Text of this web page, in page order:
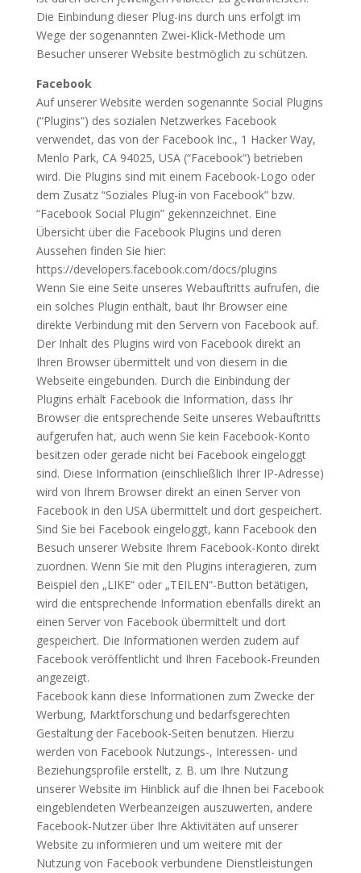
Die Einbindung dieser Plug-ins durch uns erfolgt im
Wege der sogenannten Zwei-Klick-Methode um
Besucher unserer Website bestmöglich zu schützen.
Facebook
Auf unserer Website werden sogenannte Social Plugins
(“Plugins“) des sozialen Netzwerkes Facebook
verwendet, das von der Facebook Inc., 1 Hacker Way,
Menlo Park, CA 94025, USA (“Facebook“) betrieben
wird. Die Plugins sind mit einem Facebook-Logo oder
dem Zusatz “Soziales Plug-in von Facebook” bzw.
“Facebook Social Plugin” gekennzeichnet. Eine
Übersicht über die Facebook Plugins und deren
Aussehen finden Sie hier:
https://developers.facebook.com/docs/plugins
Wenn Sie eine Seite unseres Webauftritts aufrufen, die
ein solches Plugin enthält, baut Ihr Browser eine
direkte Verbindung mit den Servern von Facebook auf.
Der Inhalt des Plugins wird von Facebook direkt an
Ihren Browser übermittelt und von diesem in die
Webseite eingebunden. Durch die Einbindung der
Plugins erhält Facebook die Information, dass Ihr
Browser die entsprechende Seite unseres Webauftritts
aufgerufen hat, auch wenn Sie kein Facebook-Konto
besitzen oder gerade nicht bei Facebook eingeloggt
sind. Diese Information (einschließlich Ihrer IP-Adresse)
wird von Ihrem Browser direkt an einen Server von
Facebook in den USA übermittelt und dort gespeichert.
Sind Sie bei Facebook eingeloggt, kann Facebook den
Besuch unserer Website Ihrem Facebook-Konto direkt
zuordnen. Wenn Sie mit den Plugins interagieren, zum
Beispiel den „LIKE“ oder „TEILEN“-Button betätigen,
wird die entsprechende Information ebenfalls direkt an
einen Server von Facebook übermittelt und dort
gespeichert. Die Informationen werden zudem auf
Facebook veröffentlicht und Ihren Facebook-Freunden
angezeigt.
Facebook kann diese Informationen zum Zwecke der
Werbung, Marktforschung und bedarfsgerechten
Gestaltung der Facebook-Seiten benutzen. Hierzu
werden von Facebook Nutzungs-, Interessen- und
Beziehungsprofile erstellt, z. B. um Ihre Nutzung
unserer Website im Hinblick auf die Ihnen bei Facebook
eingeblendeten Werbeanzeigen auszuwerten, andere
Facebook-Nutzer über Ihre Aktivitäten auf unserer
Website zu informieren und um weitere mit der
Nutzung von Facebook verbundene Dienstleistungen